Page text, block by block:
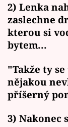
2) Lenka
zaslechne
kterou si
bytem...
"Takže ty
nějakou
příšerný
3) Nakonec